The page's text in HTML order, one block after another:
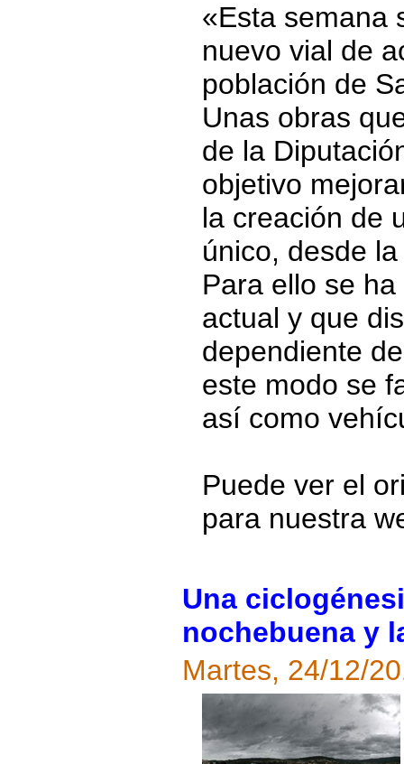
«Esta semana
nuevo vial de
población de
Unas obras
de la
objetivo
la creación de
único, desde
Para ello se
actual y que
dependiente
este modo se
así como
Puede ver el
para nuestra
Una
nochebuena y
Martes, 24/12/